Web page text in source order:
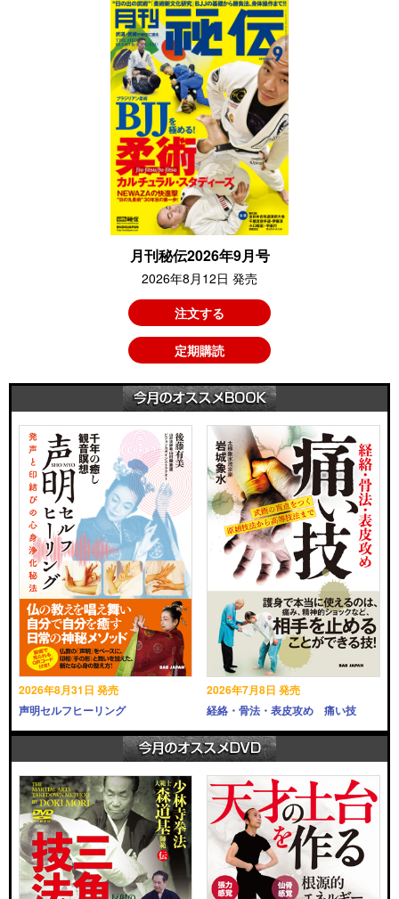
月刊秘伝2026年9月号
2026年8月12日 発売
注文する
定期購読
2026年8月31日 発売
声明セルフヒーリング
2026年7月8日 発売
経絡・骨法・表皮攻め 痛い技